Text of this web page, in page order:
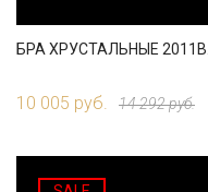
БРА ХРУСТАЛЬНЫЕ
10 005 руб. 14 292 руб.